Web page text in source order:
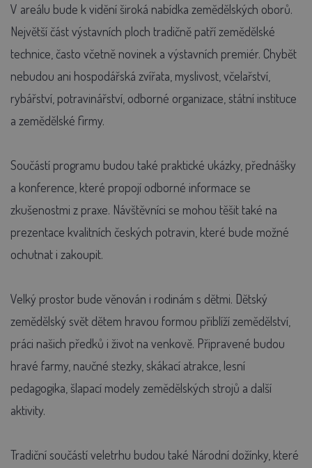
V areálu bude k vidění široká nabídka zemědělských oborů.
Největší část výstavních ploch tradičně patří zemědělské
technice, často včetně novinek a výstavních premiér. Chybět
nebudou ani hospodářská zvířata, myslivost, včelařství,
rybářství, potravinářství, odborné organizace, státní instituce
a zemědělské firmy.
Součástí programu budou také praktické ukázky, přednášky
a konference, které propojí odborné informace se
zkušenostmi z praxe. Návštěvníci se mohou těšit také na
prezentace kvalitních českých potravin, které bude možné
ochutnat i zakoupit.
Velký prostor bude věnován i rodinám s dětmi. Dětský
zemědělský svět dětem hravou formou přiblíží zemědělství,
práci našich předků i život na venkově. Připravené budou
hravé farmy, naučné stezky, skákací atrakce, lesní
pedagogika, šlapací modely zemědělských strojů a další
aktivity.
Tradiční součástí veletrhu budou také Národní dožínky, které